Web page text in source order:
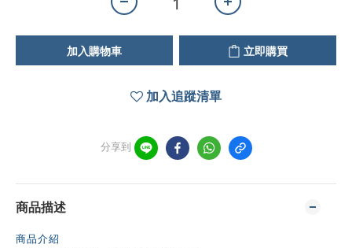
加入購物車 立即購買
加入追蹤清單
分享到
商品描述
商品介紹